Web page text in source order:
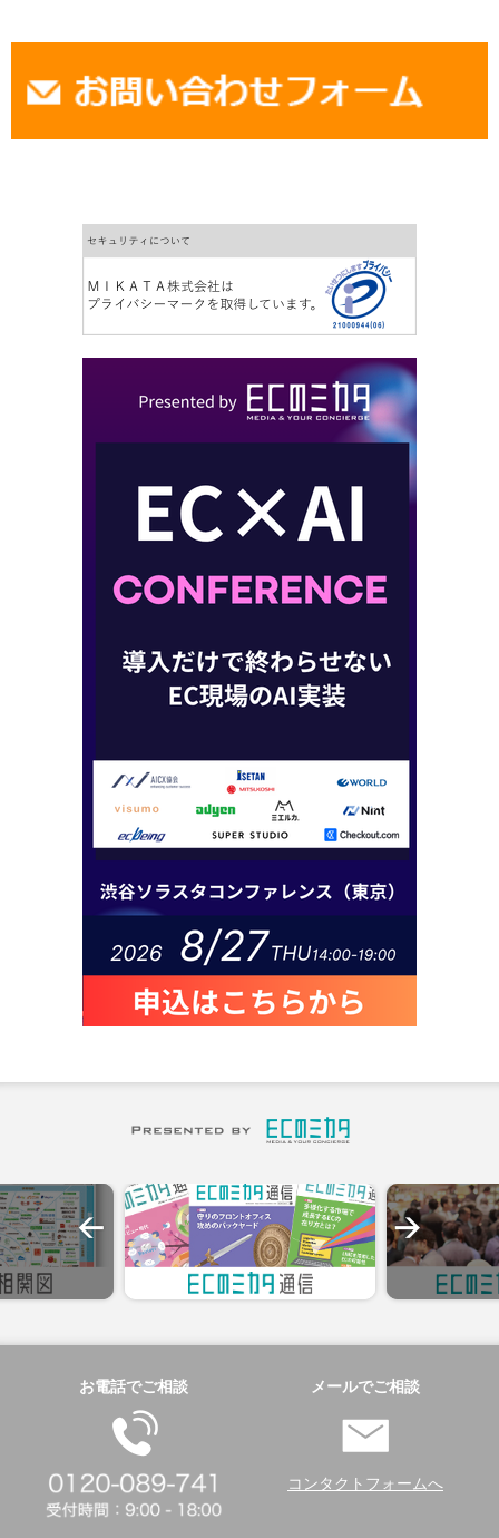
お電話でご相談 メールでご相談
コンタクトフォームへ